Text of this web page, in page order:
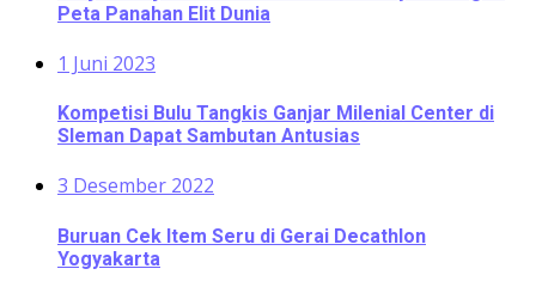
Peta Panahan Elit Dunia
1 Juni 2023
Kompetisi Bulu Tangkis Ganjar Milenial Center di
Sleman Dapat Sambutan Antusias
3 Desember 2022
Buruan Cek Item Seru di Gerai Decathlon
Yogyakarta